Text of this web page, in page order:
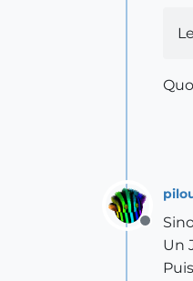
Offline
Un